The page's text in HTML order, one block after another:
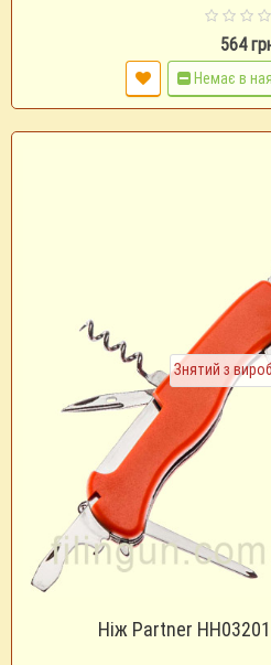
564
Немає в
Знятий з
Ніж Partner